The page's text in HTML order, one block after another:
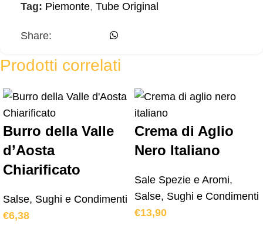
Tag: Piemonte, Tube Original
Share:
Prodotti correlati
Burro della Valle
d’Aosta
Chiarificato
Salse, Sughi e Condimenti
€6,38
Crema di Aglio
Nero Italiano
Sale Spezie e Aromi,
Salse, Sughi e Condimenti
€13,90